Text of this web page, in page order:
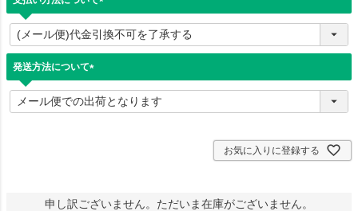
(
必
須
発送方法について
(
必
須
お気に入りに登録する
申し訳ございません。ただいま在庫がございません。